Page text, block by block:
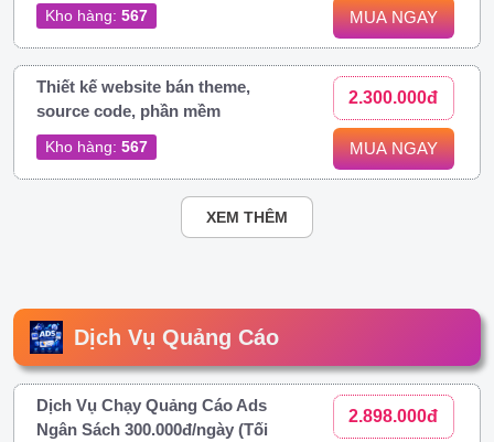
Kho hàng: 567 MUA NGAY
Thiết kế website bán theme,
source code, phần mềm
Kho hàng: 567
2.300.000đ
MUA NGAY
XEM THÊM
Dịch Vụ Quảng Cáo
Dịch Vụ Chạy Quảng Cáo Ads
Ngân Sách 300.000đ/ngày (Tối
2.898.000đ